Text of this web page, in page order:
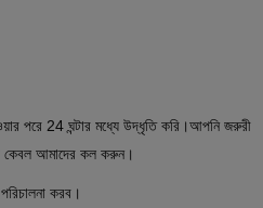
পরে 24 ঘন্টার মধ্যে উদ্ধৃতি করি।আপনি জরুরী
কেবল আমাদের কল করুন।
করব।